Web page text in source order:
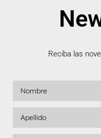
Reciba las